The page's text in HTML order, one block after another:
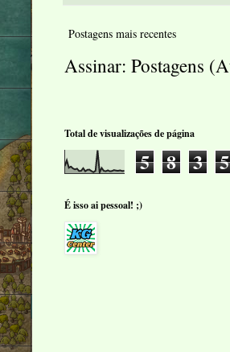
Postagens mais recentes
Assinar: Postagens
Total de visualizações de página
5 8 3 5
É isso ai pessoal! ;)